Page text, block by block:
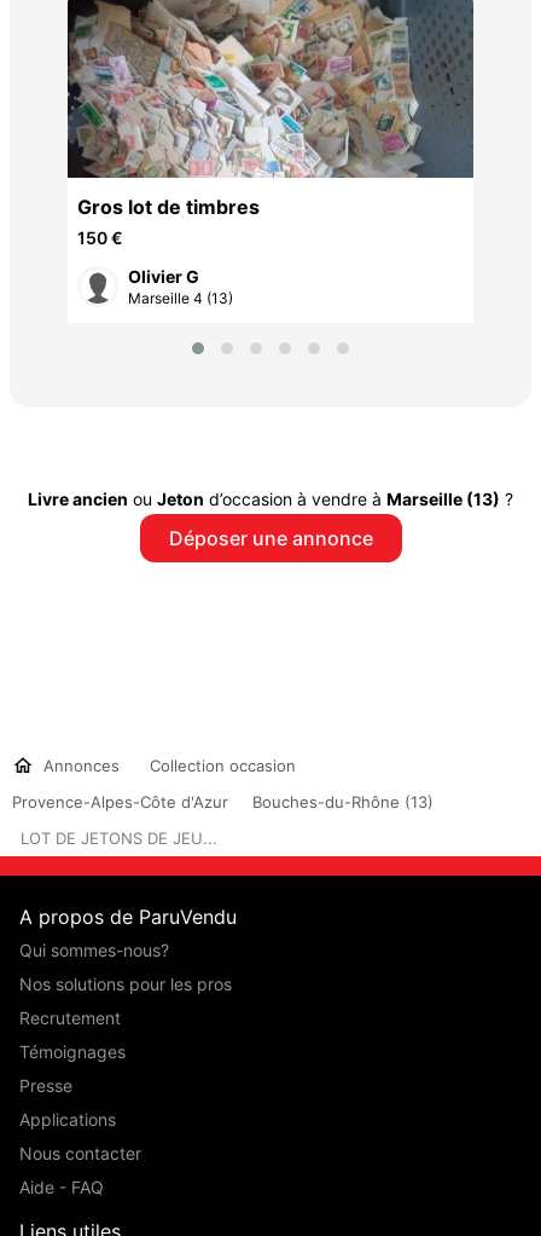
Gros lot de timbres
150 €
Olivier G
Marseille 4 (13)
Livre ancien ou Jeton d’occasion à vendre à Marseille (13) ?
Déposer une annonce
Annonces
Collection occasion
Provence-Alpes-Côte d'Azur
Bouches-du-Rhône (13)
LOT DE JETONS DE JEU...
A propos de ParuVendu
Qui sommes-nous?
Nos solutions pour les pros
Recrutement
Témoignages
Presse
Applications
Nous contacter
Aide - FAQ
Liens utiles